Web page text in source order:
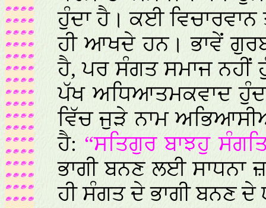
ਹੁੰਦਾ ਹੈ। ਕਈ
ਹੀ ਆਖਦੇ ਹਨ। ਭਾਵੇਂ
ਹੈ, ਪਰ ਸੰਗਤ ਸਮਾਜ ਨਹੀਂ
ਪੱਖ ਅਧਿਆਤਮਕਵਾਦ
ਵਿੱਚ ਜੁੜੇ ਨਾਮ
ਹੈ: “ਸਤਿਗੁਰ ਬਾਝਹੁ
ਭਾਗੀ ਬਨਣ ਲਈ ਸਾਧਨਾ
ਹੀ ਸੰਗਤ ਦੇ ਭਾਗੀ ਬਨਣ